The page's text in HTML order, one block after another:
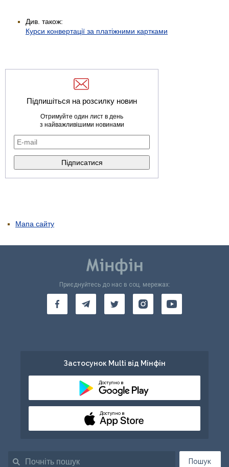
Див. також:
Курси конвертації за платіжними картками
Підпишіться на розсилку новин
Отримуйте один лист в день
з найважливішими новинами
Мапа сайту
Пошук
Приєднуйтесь до нас в соц. мережах:
Застосунок Multi від Мінфін
Доступно в
Доступно в